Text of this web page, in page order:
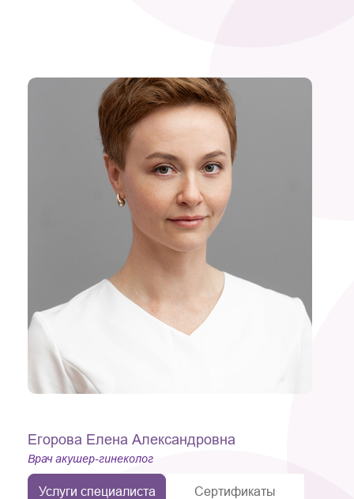
Егорова Елена Александровна
Врач акушер-гинеколог
Услуги специалиста Сертификаты